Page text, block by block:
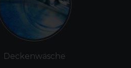
Deckenwäsche